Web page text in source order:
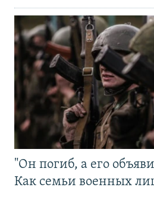
"Он погиб, а его
Как семьи военных